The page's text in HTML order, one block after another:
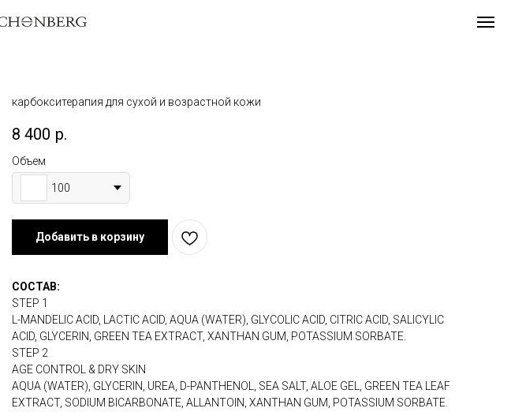
карбокситерапия для сухой и возрастной кожи
8 400 р.
Объем
100
Добавить в корзину
СОСТАВ:
STEP 1
L-MANDELIC ACID, LACTIC ACID, AQUA (WATER), GLYCOLIC ACID, CITRIC ACID, SALICYLIC
ACID, GLYCERIN, GREEN TEA EXTRACT, XANTHAN GUM, POTASSIUM SORBATE.
STEP 2
AGE CONTROL & DRY SKIN
AQUA (WATER), GLYCERIN, UREA, D-PANTHENOL, SEA SALT, ALOE GEL, GREEN TEA LEAF
EXTRACT, SODIUM BICARBONATE, ALLANTOIN, XANTHAN GUM, POTASSIUM SORBATE.